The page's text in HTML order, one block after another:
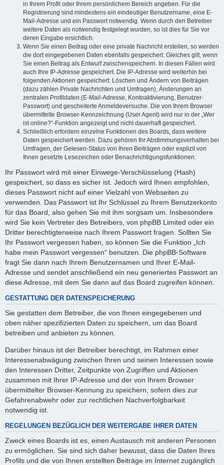
in Ihrem Profil oder Ihrem persönlichem Bereich angeben. Für die
Registrierung sind mindestens ein eindeutiger Benutzername, eine E-
Mail-Adresse und ein Passwort notwendig. Wenn durch den Betreiber
weitere Daten als notwendig festgelegt wurden, so ist dies für Sie vor
deren Eingabe ersichtlich.
Wenn Sie einen Beitrag oder eine private Nachricht erstellen, so werden
die dort eingegebenen Daten ebenfalls gespeichert. Gleiches gilt, wenn
Sie einen Beitrag als Entwurf zwischenspeichern. In diesen Fällen wird
auch Ihre IP-Adresse gespeichert. Die IP-Adresse wird weiterhin bei
folgenden Aktionen gespeichert: Löschen und Ändern von Beiträgen
(dazu zählen Private Nachrichten und Umfragen), Änderungen an
zentralen Profildaten (E-Mail-Adresse, Kontoaktivierung, Benutzer-
Passwort) und gescheiterte Anmeldeversuche. Die von Ihrem Browser
übermittelte Browser-Kennzeichnung (User Agent) wird nur in der „Wer
ist online?“-Funktion angezeigt und nicht dauerhaft gespeichert.
Schließlich erfordern einzelne Funktionen des Boards, dass weitere
Daten gespeichert werden. Dazu gehören Ihr Abstimmungsverhalten bei
Umfragen, der Gelesen-Status von Ihren Beiträgen oder explizit von
Ihnen gesetzte Lesezeichen oder Benachrichtigungsfunktionen.
Ihr Passwort wird mit einer Einwege-Verschlüsselung (Hash)
gespeichert, so dass es sicher ist. Jedoch wird Ihnen empfohlen,
dieses Passwort nicht auf einer Vielzahl von Webseiten zu
verwenden. Das Passwort ist Ihr Schlüssel zu Ihrem Benutzerkonto
für das Board, also gehen Sie mit ihm sorgsam um. Insbesondere
wird Sie kein Vertreter des Betreibers, von phpBB Limited oder ein
Dritter berechtigterweise nach Ihrem Passwort fragen. Sollten Sie
Ihr Passwort vergessen haben, so können Sie die Funktion „Ich
habe mein Passwort vergessen“ benutzen. Die phpBB-Software
fragt Sie dann nach Ihrem Benutzernamen und Ihrer E-Mail-
Adresse und sendet anschließend ein neu generiertes Passwort an
diese Adresse, mit dem Sie dann auf das Board zugreifen können.
GESTATTUNG DER DATENSPEICHERUNG
Sie gestatten dem Betreiber, die von Ihnen eingegebenen und
oben näher spezifizierten Daten zu speichern, um das Board
betreiben und anbieten zu können.
Darüber hinaus ist der Betreiber berechtigt, im Rahmen einer
Interessenabwägung zwischen Ihren und seinen Interessen sowie
den Interessen Dritter, Zeitpunkte von Zugriffen und Aktionen
zusammen mit Ihrer IP-Adresse und der von Ihrem Browser
übermittelter Browser-Kennung zu speichern, sofern dies zur
Gefahrenabwehr oder zur rechtlichen Nachverfolgbarkeit
notwendig ist.
REGELUNGEN BEZÜGLICH DER WEITERGABE IHRER DATEN
Zweck eines Boards ist es, einen Austausch mit anderen Personen
zu ermöglichen. Sie sind sich daher bewusst, dass die Daten Ihres
Profils und die von Ihnen erstellten Beiträge im Internet zugänglich